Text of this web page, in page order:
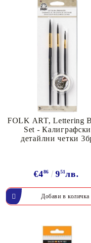
FOLK ART, Lettering
Set - Калиграфски
детайлни четки
€486 951лв.